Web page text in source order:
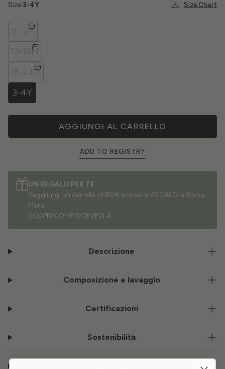
Size Chart
Size:3-4Y
9-12M
12-18M
18-24M
3-4Y
AGGIUNGI AL CARRELLO
ADD TO REGISTRY
UN REGALO PER TE
Raggiungi un carrello di 80€ e ricevi in REGALO la Borsa
Mare.
SCOPRI COME RICEVERLA
Descrizione
Composizione e lavaggio
Certificazioni
Sostenibilità